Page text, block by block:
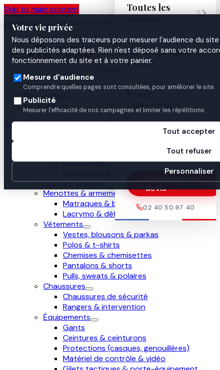
Skip to main content
Votre vie privée
Nous déposons des traceurs pour mesurer l'audience du
des publicités adaptées. Rien n'est déposé sans votre
fonctionnement du site et à votre panier.
Mesure d'audience
Comprendre quelles pages sont consultées, pour améliorer le site.
Publicité
Mesurer l'efficacité de nos campagnes et limiter les répétitions.
Tout accepter
Tout refuser
Personnaliser
Atelier de personnalisation à Nantes
depuis 2003


Toutes les
marques

Uniformes par
métier
Pro &
Collectivités
Demander un
devis
02 40 50 97 40
Accueil
Nos produits
Accessoires
Accueil
GPB presse
Holsters & étuis
Menottes & armement
Matraques & bâtons
Lacrymo & défense
Vêtements
Vestes, blousons & parkas
Polos & t-shirts
Chemises & chemisettes
Pantalons & shorts
Pulls, sweats & polaires
Chaussures
Chaussures de sécurité
Rangers & intervention
Équipements
Gants
Ceintures & ceinturons
Protections (casques, genouillères)
Matériel de contrôle & vidéo